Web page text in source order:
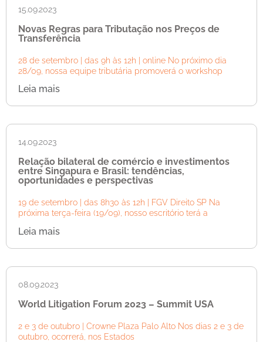
15.09.2023
Novas Regras para Tributação nos Preços de
Transferência
28 de setembro | das 9h às 12h | online No próximo dia
28/09, nossa equipe tributária promoverá o workshop
Leia mais
14.09.2023
Relação bilateral de comércio e investimentos
entre Singapura e Brasil: tendências,
oportunidades e perspectivas
19 de setembro | das 8h30 às 12h | FGV Direito SP Na
próxima terça-feira (19/09), nosso escritório terá a
Leia mais
08.09.2023
World Litigation Forum 2023 – Summit USA
2 e 3 de outubro | Crowne Plaza Palo Alto Nos dias 2 e 3 de
outubro, ocorrerá, nos Estados